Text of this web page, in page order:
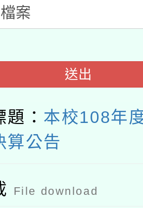
送出
： 本校108年
算公告
File download